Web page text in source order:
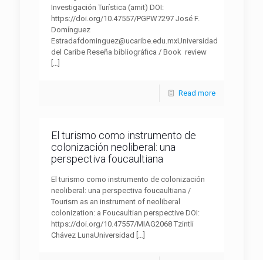
Investigación Turística (amit) DOI:
https://doi.org/10.47557/PGPW7297 José F.
Domínguez
Estradafdominguez@ucaribe.edu.mxUniversidad
del Caribe Reseña bibliográfica / Book review
[…]
Read more
El turismo como instrumento de
colonización neoliberal: una
perspectiva foucaultiana
El turismo como instrumento de colonización
neoliberal: una perspectiva foucaultiana /
Tourism as an instrument of neoliberal
colonization: a Foucaultian perspective DOI:
https://doi.org/10.47557/MIAG2068 Tzintli
Chávez LunaUniversidad […]